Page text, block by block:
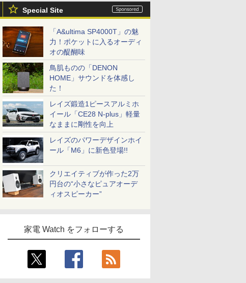
Special Site
「A&ultima SP4000T」の魅
力！ポケットに入るオーディ
オの醍醐味
鳥肌ものの「DENON
HOME」サウンドを体感し
た！
レイズ鍛造1ピースアルミホ
イール「CE28 N-plus」軽量
なままに剛性を向上
レイズのパワーデザインホイ
ール「M6」に新色登場!!
クリエイティブが作った2万
円台の“小さなピュアオーデ
ィオスピーカー”
家電 Watch をフォローする